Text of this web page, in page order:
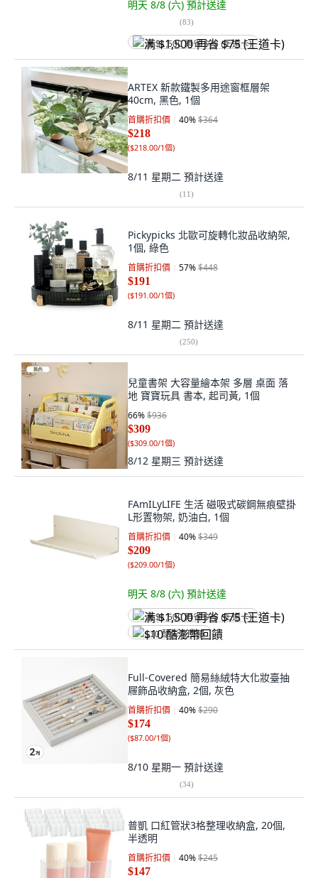
明天 8/8 (六) 預計送達
(83)
满 $1,500 再省 $75 (王道卡)
ARTEX 新款鐵製多用途窗框層架
40cm, 黑色, 1個
首購折扣價 40%$364
$218
($218.00/1個)
8/11 星期二 預計送達
(11)
Pickypicks 北歐可旋轉化妝品收納架,
1個, 綠色
首購折扣價 57%$448
$191
($191.00/1個)
8/11 星期二 預計送達
(250)
兒童書架 大容量繪本架 多層 桌面 落
地 寶寶玩具 書本, 起司黃, 1個
66%$936
$309
($309.00/1個)
8/12 星期三 預計送達
FAmILyLIFE 生活 磁吸式碳鋼無痕壁掛
L形置物架, 奶油白, 1個
首購折扣價 40%$349
$209
($209.00/1個)
明天 8/8 (六) 預計送達
满 $1,500 再省 $75 (王道卡)
$10 酷澎幣回饋
Full-Covered 簡易絲絨特大化妝臺抽
屜飾品收納盒, 2個, 灰色
首購折扣價 40%$290
$174
($87.00/1個)
8/10 星期一 預計送達
(34)
普凱 口紅管狀3格整理收納盒, 20個,
半透明
首購折扣價 40%$245
$147